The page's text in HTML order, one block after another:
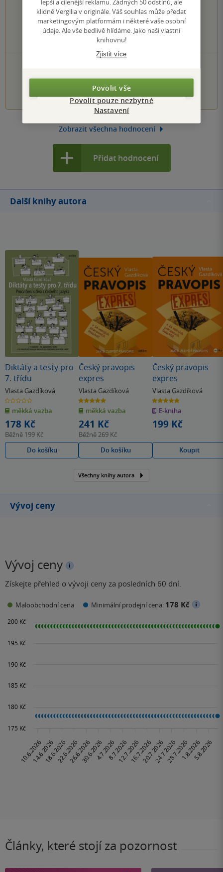
5 hvězdiček
0×
4 hvězdičky
0×
3 hvězdičky
0×
2 hvězdičky
1 hvezdička
2 3 4 5
Zobrazit všechna hodnocení
Přidat hodnocení
Další knihy autora
Diktáty a testy pro
7. třídu
Vlasta Gazdíková
0.0
z
5
hvězdiček
měkká vazba
178 Kč
Běžně 199 Kč
Do košíku
Český pravopis
expres
Vlasta Gazdíková
5.0
z
5
hvězdiček
měkká vazba
241 Kč
Běžně269 Kč
Do košíku
Český pravopis
expres
Vlasta Gazdíková
5.0
z
5
hvězdiček
E-kniha
199 Kč
Koupit
Všechny knihy autora
Vývoj ceny
Vývoj ceny
Získejte přehled o vývoji ceny za posledních 60 dní.
Maloobchodní cena Minimální prodejní cena: 178 Kč
Články, které stojí za pozornost
klidně Vergilia v originále. Váš souhlas může předat
marketingovým platformám i některé vaše osobní
údaje. Ale vše bedlivě hlídáme. Jako naši vlastní
knihovnu!
Zjistit více
Povolit vše
Povolit pouze nezbytné
Nastavení